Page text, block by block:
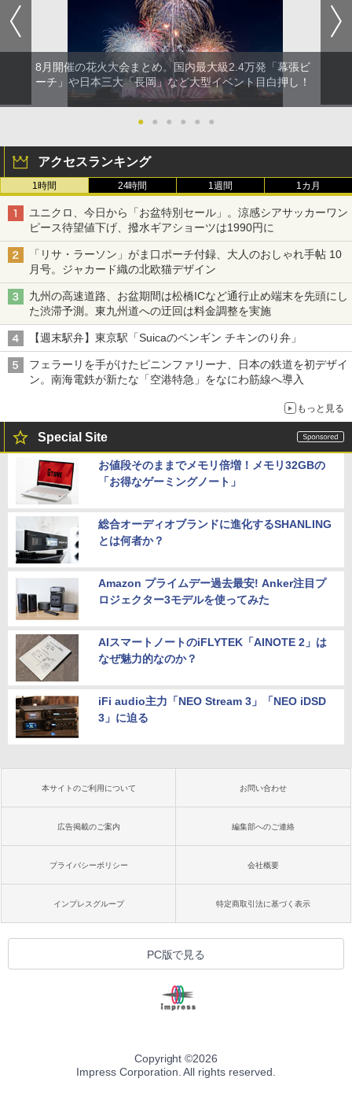
8月開催の花火大会まとめ。国内最大級2.4万発「幕張ビ
ーチ」や日本三大「長岡」など大型イベント目白押し！
● ● ● ● ● ●
アクセスランキング
1時間 24時間 1週間 1カ月
ユニクロ、今日から「お盆特別セール」。涼感シアサッカーワン
ピース待望値下げ、撥水ギアショーツは1990円に
「リサ・ラーソン」がま口ポーチ付録、大人のおしゃれ手帖 10
月号。ジャカード織の北欧猫デザイン
九州の高速道路、お盆期間は松橋ICなど通行止め端末を先頭にし
た渋滞予測。東九州道への迂回は料金調整を実施
【週末駅弁】東京駅「Suicaのペンギン チキンのり弁」
フェラーリを手がけたピニンファリーナ、日本の鉄道を初デザイ
ン。南海電鉄が新たな「空港特急」をなにわ筋線へ導入
もっと見る
Special Site
お値段そのままでメモリ倍増！メモリ32GBの
「お得なゲーミングノート」
総合オーディオブランドに進化するSHANLING
とは何者か？
Amazon プライムデー過去最安! Anker注目プ
ロジェクター3モデルを使ってみた
AIスマートノートのiFLYTEK「AINOTE 2」は
なぜ魅力的なのか？
iFi audio主力「NEO Stream 3」「NEO iDSD
3」に迫る
本サイトのご利用について お問い合わせ
広告掲載のご案内 編集部へのご連絡
プライバシーポリシー 会社概要
インプレスグループ 特定商取引法に基づく表示
PC版で見る
Copyright ©2026
Impress Corporation. All rights reserved.